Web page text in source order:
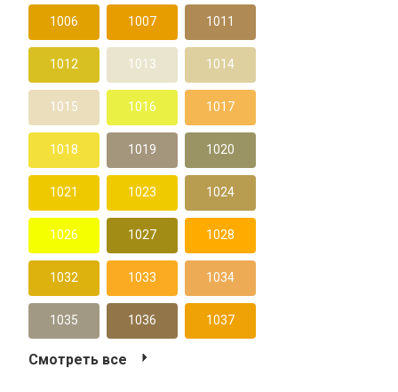
1006 1007 1011
1012 1013 1014
1015 1016 1017
1018 1019 1020
1021 1023 1024
1026 1027 1028
1032 1033 1034
1035 1036 1037
Смотреть все